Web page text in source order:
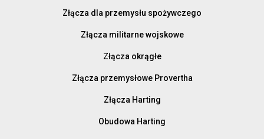
Złącza dla przemysłu spożywczego
Złącza militarne wojskowe
Złącza okrągłe
Złącza przemysłowe Provertha
Złącza Harting
Obudowa Harting